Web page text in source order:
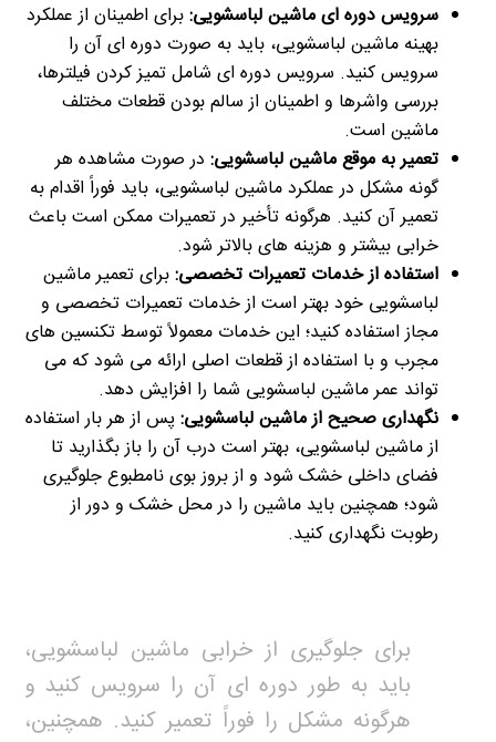
سرویس دوره ای ماشین لباسشویی:برای اطمینان از عملکرد
بهینه ماشین لباسشویی، باید به صورت دوره ای آن را
سرویس کنید. سرویس دوره ای شامل تمیز کردن فیلترها،
بررسی واشرها و اطمینان از سالم بودن قطعات مختلف
ماشین است.
تعمیر به موقع ماشین لباسشویی: در صورت مشاهده هر
گونه مشکل در عملکرد ماشین لباسشویی، باید فوراً اقدام به
تعمیر آن کنید. هرگونه تأخیر در تعمیرات ممکن است باعث
خرابی بیشتر و هزینه های بالاتر شود.
استفاده از خدمات تعمیرات تخصصی:برای تعمیر ماشین
لباسشویی خود بهتر است از خدمات تعمیرات تخصصی و
مجاز استفاده کنید؛ این خدمات معمولاً توسط تکنسین های
مجرب و با استفاده از قطعات اصلی ارائه می شود که می
تواند عمر ماشین لباسشویی شما را افزایش دهد.
نگهداری صحیح از ماشین لباسشویی:پس از هر بار استفاده
از ماشین لباسشویی، بهتر است درب آن را باز بگذارید تا
فضای داخلی خشک شود و از بروز بوی نامطبوع جلوگیری
شود؛ همچنین باید ماشین را در محل خشک و دور از
رطوبت نگهداری کنید.
برای جلوگیری از خرابی ماشین لباسشویی،
باید به طور دوره ای آن را سرویس کنید و
هرگونه مشکل را فوراً تعمیر کنید. همچنین،